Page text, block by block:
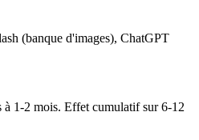
(banque d'images), ChatGPT
à 1-2 mois. Effet cumulatif sur 6-12